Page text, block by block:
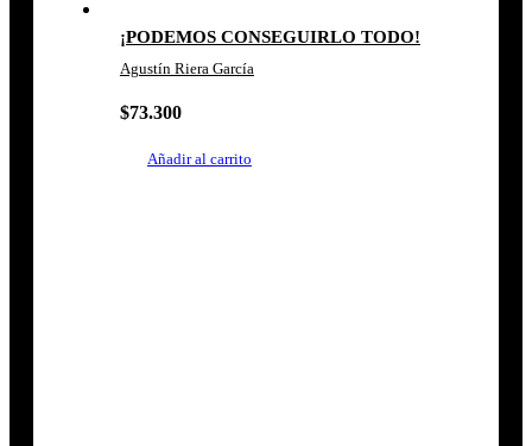
¡PODEMOS CONSEGUIRLO TODO!
Agustín Riera García
$73.300
Añadir al carrito